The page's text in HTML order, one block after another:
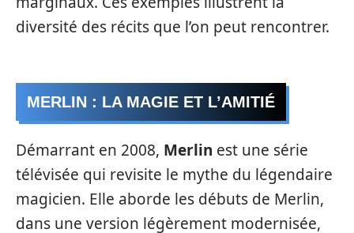
diversité des récits que l’on peut rencontrer.
MERLIN : LA MAGIE ET L’AMITIÉ
Démarrant en 2008, Merlin est une série
télévisée qui revisite le mythe du légendaire
magicien. Elle aborde les débuts de Merlin,
dans une version légèrement modernisée,